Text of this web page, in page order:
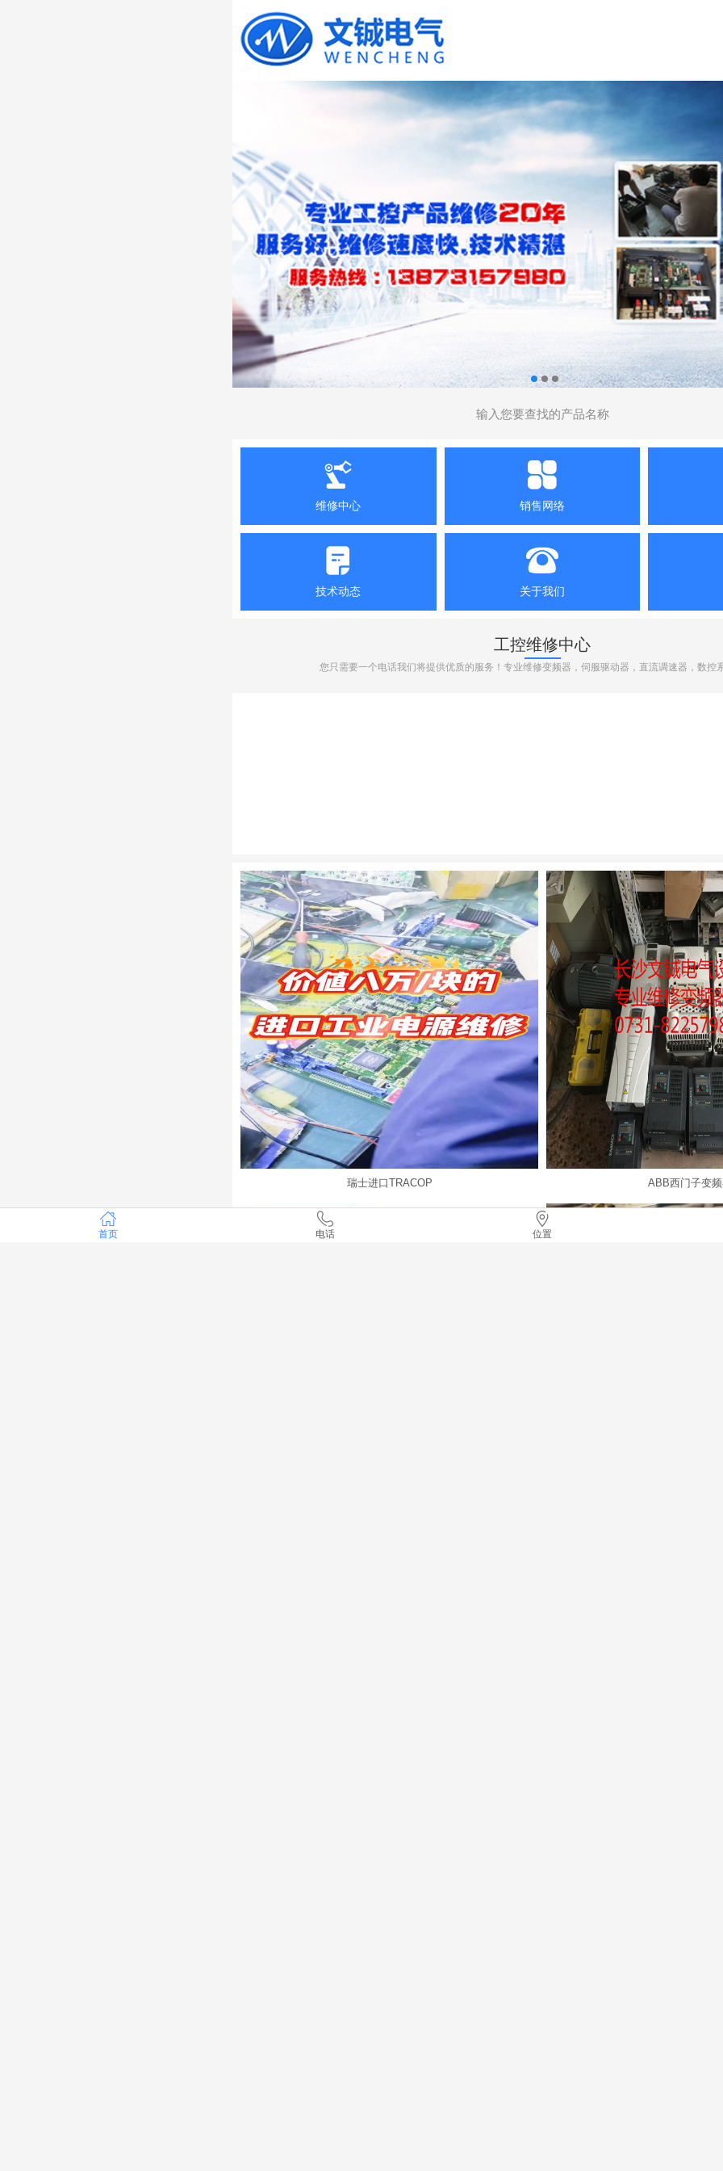
维修中心 销售网络
技术动态 关于我们
工控维修中心
您只需要一个电话我们将提供优质的服务！专业维修变频器，伺服驱动器，直流调速器，数控
瑞士进口TRACOP ABB西门子变
首页 电话 位置